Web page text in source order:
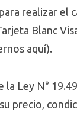
realizar el
Blanc
aquí).
Ley N°
precio,